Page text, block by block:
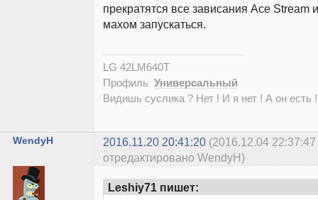
прекратятся все зависания Ace Stream
махом запускаться.
LG 42LM640T
Профиль Универсальный
Видишь суслика ? Нет ! И я нет ! А он есть
WendyH 2016.11.20 20:41:20 (2016.12.04 22:37:47
отредактировано WendyH)
Leshiy71 пишет: